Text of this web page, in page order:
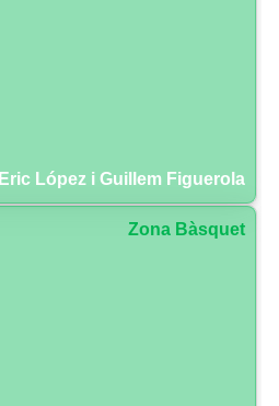
Eric López i Guillem Figuerola
Zona Bàsquet